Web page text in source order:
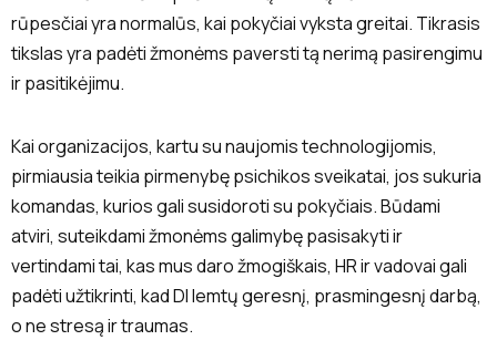
rūpesčiai yra normalūs, kai pokyčiai vyksta greitai. Tikrasis
tikslas yra padėti žmonėms paversti tą nerimą pasirengimu
ir pasitikėjimu.
Kai organizacijos, kartu su naujomis technologijomis,
pirmiausia teikia pirmenybę psichikos sveikatai, jos sukuria
komandas, kurios gali susidoroti su pokyčiais. Būdami
atviri, suteikdami žmonėms galimybę pasisakyti ir
vertindami tai, kas mus daro žmogiškais, HR ir vadovai gali
padėti užtikrinti, kad DI lemtų geresnį, prasmingesnį darbą,
o ne stresą ir traumas.